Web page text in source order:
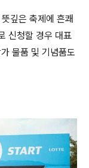
깊은 축제에 흔쾌
신청할 경우 대표
물품 및 기념품도